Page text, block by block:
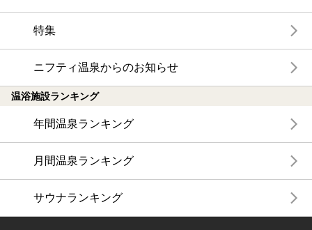
特集
ニフティ温泉からのお知らせ
温浴施設ランキング
年間温泉ランキング
月間温泉ランキング
サウナランキング